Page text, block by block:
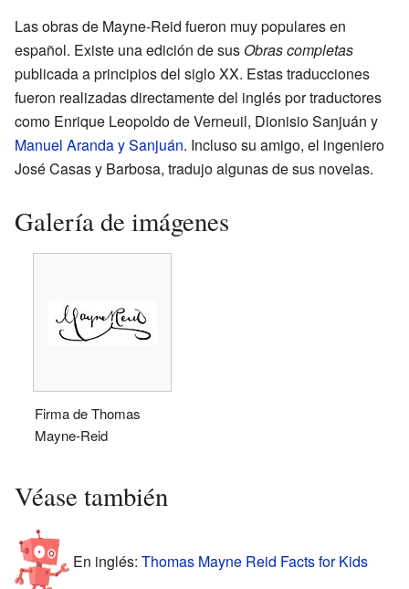
Las obras de Mayne-Reid fueron muy populares en
español. Existe una edición de sus Obras completas
publicada a principios del siglo XX. Estas traducciones
fueron realizadas directamente del inglés por traductores
como Enrique Leopoldo de Verneuil, Dionisio Sanjuán y
Manuel Aranda y Sanjuán. Incluso su amigo, el ingeniero
José Casas y Barbosa, tradujo algunas de sus novelas.
Galería de imágenes
Firma de Thomas
Mayne-Reid
Véase también
En inglés: Thomas Mayne Reid Facts for Kids